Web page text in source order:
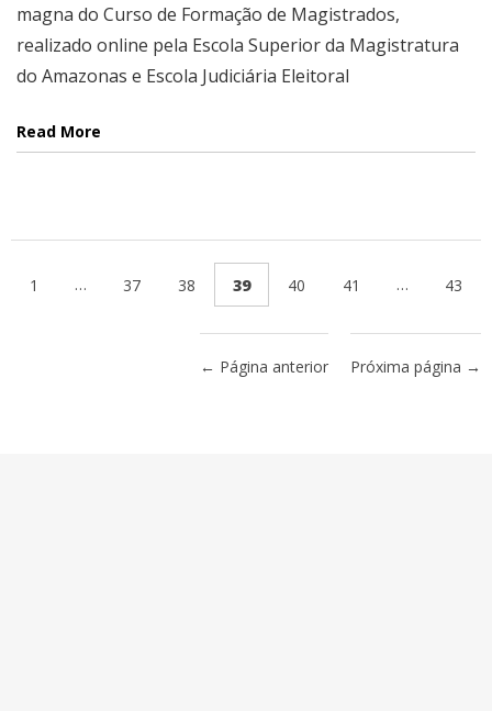
magna do Curso de Formação de Magistrados,
realizado online pela Escola Superior da Magistratura
do Amazonas e Escola Judiciária Eleitoral
Read More
1 … 37 38 39 40 41 … 43
← Página anterior Próxima página →